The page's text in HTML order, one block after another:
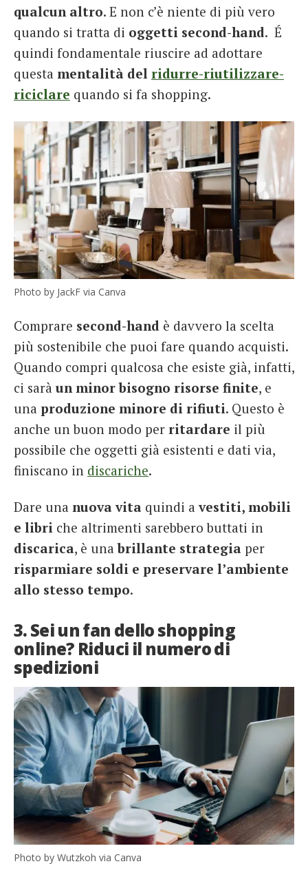
qualcun altro. E non c’è niente di più vero
quando si tratta di oggetti second-hand. É
quindi fondamentale riuscire ad adottare
questa mentalità del ridurre-riutilizzare-
riciclare quando si fa shopping.
Photo by JackF via Canva
Comprare second-hand è davvero la scelta
più sostenibile che puoi fare quando acquisti.
Quando compri qualcosa che esiste già, infatti,
ci sarà un minor bisogno risorse finite, e
una produzione minore di rifiuti. Questo è
anche un buon modo per ritardare il più
possibile che oggetti già esistenti e dati via,
finiscano in discariche.
Dare una nuova vita quindi avestiti, mobili
e libri che altrimenti sarebbero buttati in
discarica, è unabrillante strategia per
risparmiare soldi e preservare l’ambiente
allo stesso tempo.
3. Sei un fan dello shopping
online? Riduci il numero di
spedizioni
Photo by Wutzkoh via Canva